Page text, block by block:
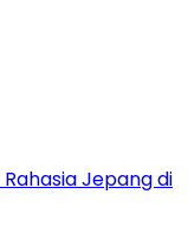
Jepang di